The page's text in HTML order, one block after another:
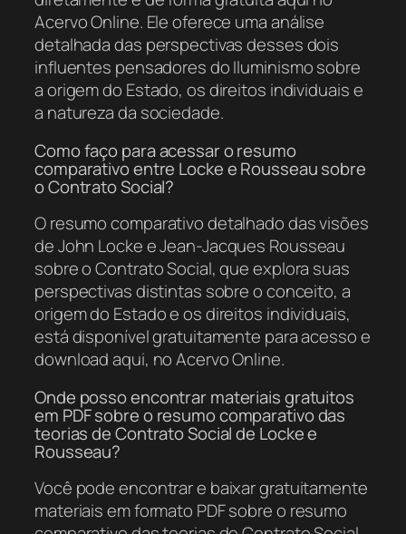
Acervo Online. Ele oferece uma análise
detalhada das perspectivas desses dois
influentes pensadores do Iluminismo sobre
a origem do Estado, os direitos individuais e
a natureza da sociedade.
Como faço para acessar o resumo
comparativo entre Locke e Rousseau sobre
o Contrato Social?
O resumo comparativo detalhado das visões
de John Locke e Jean-Jacques Rousseau
sobre o Contrato Social, que explora suas
perspectivas distintas sobre o conceito, a
origem do Estado e os direitos individuais,
está disponível gratuitamente para acesso e
download aqui, no Acervo Online.
Onde posso encontrar materiais gratuitos
em PDF sobre o resumo comparativo das
teorias de Contrato Social de Locke e
Rousseau?
Você pode encontrar e baixar gratuitamente
materiais em formato PDF sobre o resumo